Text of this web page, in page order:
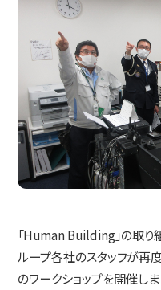
「Human Building」の取
ループ各社のスタッフが再
のワークショップを開催し